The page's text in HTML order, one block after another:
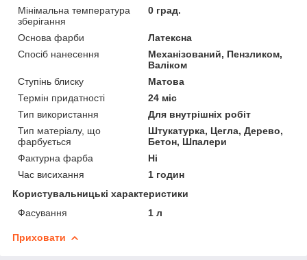
Мінімальна температура
зберігання
0 град.
Основа фарби
Латексна
Спосіб нанесення
Механізований, Пензликом,
Валіком
Ступінь блиску
Матова
Термін придатності
24 міс
Тип використання
Для внутрішніх робіт
Тип матеріалу, що
фарбується
Штукатурка, Цегла, Дерево,
Бетон, Шпалери
Фактурна фарба
Ні
Час висихання
1 годин
Користувальницькі характеристики
Фасування
1 л
Приховати